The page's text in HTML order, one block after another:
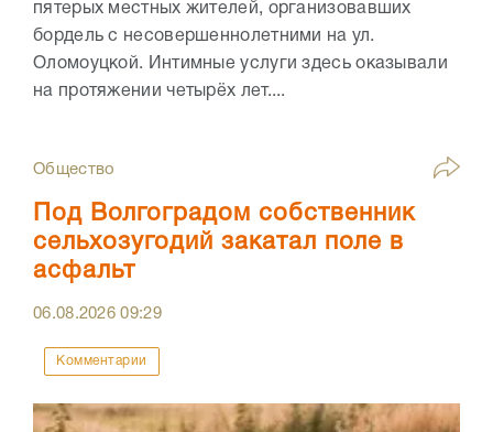
пятерых местных жителей, организовавших
бордель с несовершеннолетними на ул.
Оломоуцкой. Интимные услуги здесь оказывали
на протяжении четырёх лет....
Общество
Под Волгоградом собственник
сельхозугодий закатал поле в
асфальт
06.08.202609:29
Комментарии